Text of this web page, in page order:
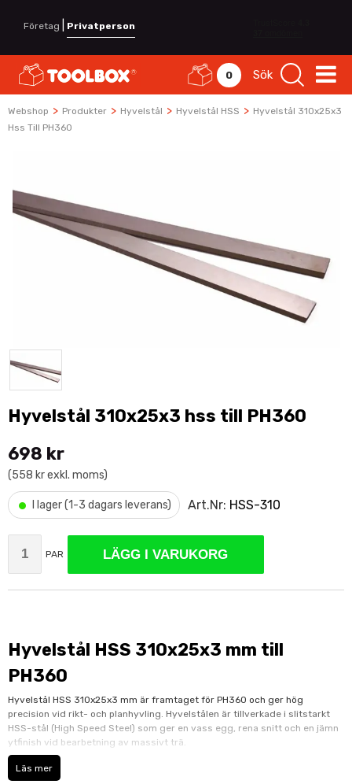
Företag Privatperson
0 Sök
Webshop > Produkter > Hyvelstål > Hyvelstål HSS > Hyvelstål 310x25x3
Hss Till PH360
Hyvelstål 310x25x3 hss till PH360
698 kr
(558 kr exkl. moms)
• I lager (1-3 dagars leverans) Art.Nr: HSS-310
PAR LÄGG I VARUKORG
Hyvelstål HSS 310x25x3 mm till
PH360
Hyvelstål HSS 310x25x3 mm är framtaget för PH360 och ger hög
precision vid rikt- och planhyvling. Hyvelstålen är tillverkade i slitstarkt
HSS-stål (High Speed Steel) som ger en vass egg, rena snitt och en jämn
ytfinish vid bearbetning av massivt trä.
Hög precision och lång livslängd
Läs mer